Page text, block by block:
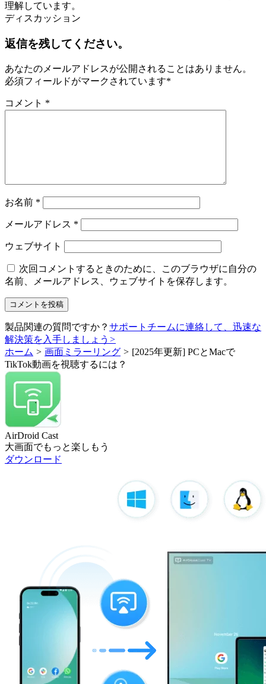
理解しています。
ディスカッション
返信を残してください。
あなたのメールアドレスが公開されることはありません。
必須フィールドがマークされています*
コメント *
お名前 *
メールアドレス *
ウェブサイト
次回コメントするときのために、このブラウザに自分の
名前、メールアドレス、ウェブサイトを保存します。
製品関連の質問ですか？ サポートチームに連絡して、迅速な
解決策を入手しましょう >
ホーム > 画面ミラーリング > [2025年更新] PCとMacで
TikTok動画を視聴するには？
AirDroid Cast
大画面でもっと楽しもう
ダウンロード